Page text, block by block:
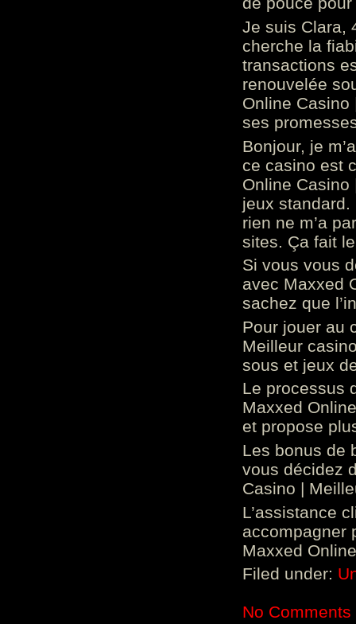
Je suis Clara,
cherche la
transactions
renouvelée
Online
ses
Bonjour, je
ce casino est
Online
jeux standard.
rien ne m’a
sites. Ça fait
Si vous vous
avec Maxxed
sachez que
Pour jouer au
Meilleur
sous et jeux
Le processus
Maxxed
et propose
Les bonus de
vous décidez
Casino |
L’assistance
accompagner
Maxxed
Filed under:
No Comments